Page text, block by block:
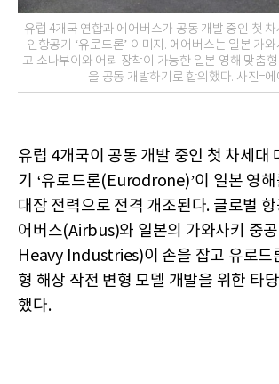
유럽 4개국 연합과 에어버스가 공동 개발 중인 첫
인항공기 ‘유로드론’ 이미지. 에어버스는 일본 가
고 소나부이와 어뢰 장착이 가능한 일본 영해 맞춤
을 공동 개발하기로 합의했다. 사진=에
유럽 4개국이 공동 개발 중인 첫 차세대
기 ‘유로드론(Eurodrone)’이 일본 영
대잠 전력으로 전격 개조된다. 글로벌 항
어버스(Airbus)와 일본의 가와사키 중
Heavy Industries)이 손을 잡고 유로드
형 해상 작전 변형 모델 개발을 위한 타
했다.